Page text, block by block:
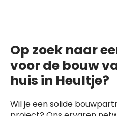
Op zoek naar
voor de bouw
huis in Heultje?
Wil je een solide